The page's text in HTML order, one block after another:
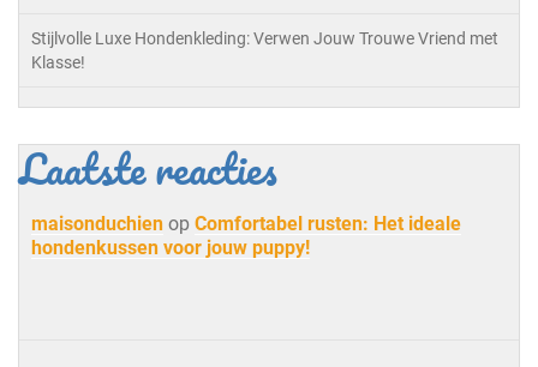
Stijlvolle Luxe Hondenkleding: Verwen Jouw Trouwe Vriend met
Klasse!
Laatste reacties
maisonduchien op Comfortabel rusten: Het ideale
hondenkussen voor jouw puppy!